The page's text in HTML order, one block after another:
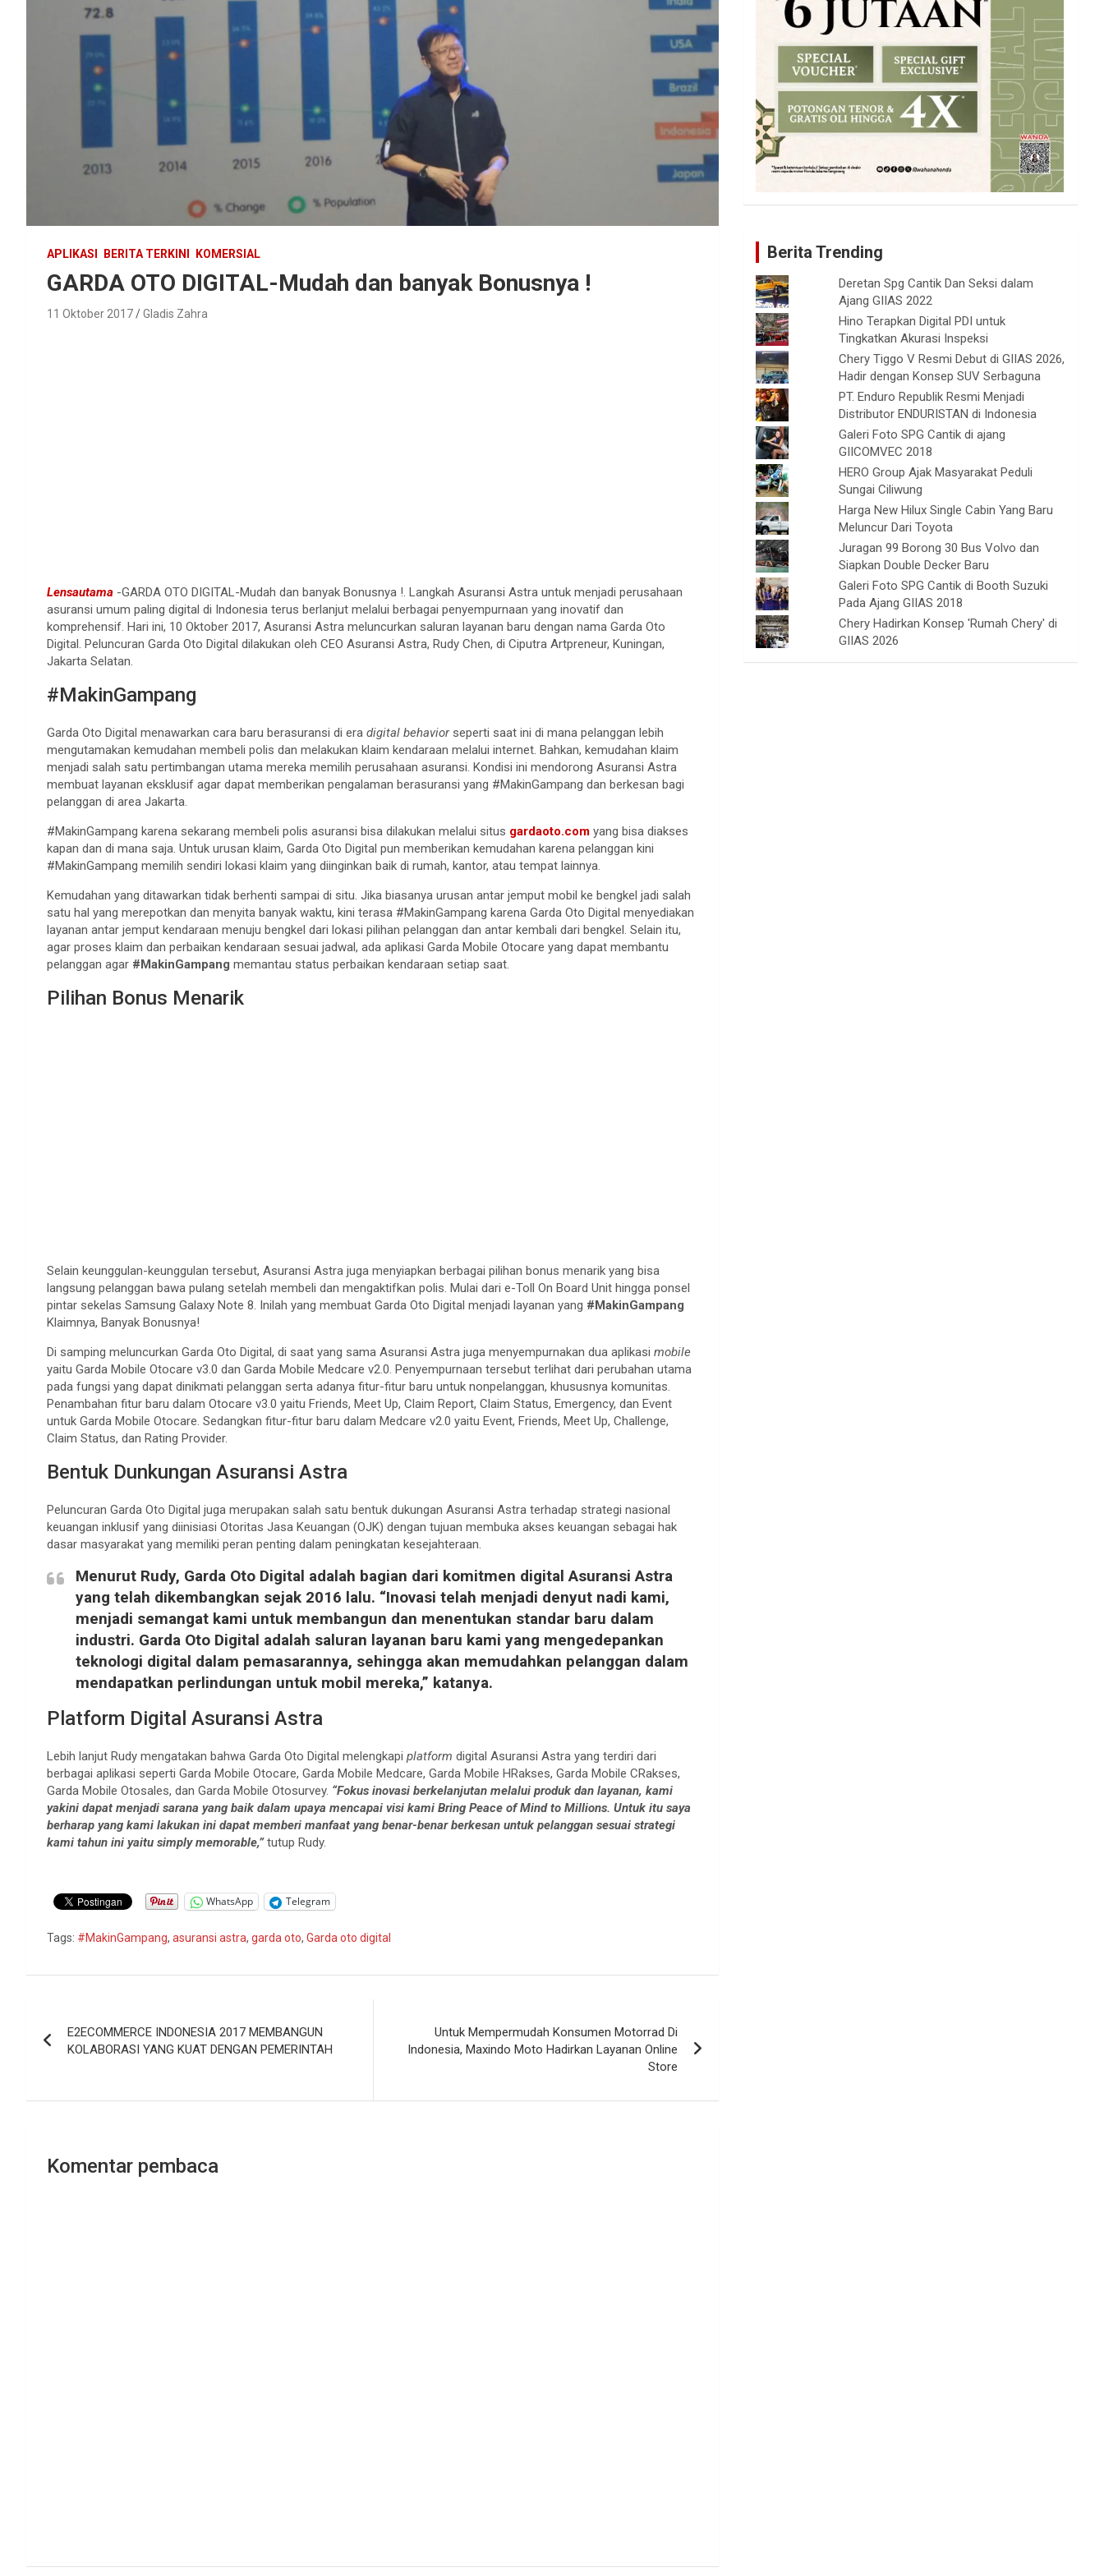
APLIKASI BERITA TERKINI KOMERSIAL
GARDA OTO DIGITAL-Mudah dan banyak Bonusnya !
11 Oktober 2017 Gladis Zahra
Lensautama -GARDA OTO DIGITAL-Mudah dan banyak Bonusnya !. Langkah Asuransi Astra untuk menjadi perusahaan
asuransi umum paling digital di Indonesia terus berlanjut melalui berbagai penyempurnaan yang inovatif dan
komprehensif. Hari ini, 10 Oktober 2017, Asuransi Astra meluncurkan saluran layanan baru dengan nama Garda Oto
Digital. Peluncuran Garda Oto Digital dilakukan oleh CEO Asuransi Astra, Rudy Chen, di Ciputra Artpreneur, Kuningan,
Jakarta Selatan.
#MakinGampang
Garda Oto Digital menawarkan cara baru berasuransi di era digital behaviorseperti saat ini di mana pelanggan lebih
mengutamakan kemudahan membeli polis dan melakukan klaim kendaraan melalui internet. Bahkan, kemudahan klaim
menjadi salah satu pertimbangan utama mereka memilih perusahaan asuransi. Kondisi ini mendorong Asuransi Astra
membuat layanan eksklusif agar dapat memberikan pengalaman berasuransi yang #MakinGampang dan berkesan bagi
pelanggan di area Jakarta.
#MakinGampang karena sekarang membeli polis asuransi bisa dilakukan melalui situs gardaoto.com yang bisa diakses
kapan dan di mana saja. Untuk urusan klaim, Garda Oto Digital pun memberikan kemudahan karena pelanggan kini
#MakinGampang memilih sendiri lokasi klaim yang diinginkan baik di rumah, kantor, atau tempat lainnya.
Kemudahan yang ditawarkan tidak berhenti sampai di situ. Jika biasanya urusan antar jemput mobil ke bengkel jadi salah
satu hal yang merepotkan dan menyita banyak waktu, kini terasa #MakinGampang karena Garda Oto Digital menyediakan
layanan antar jemput kendaraan menuju bengkel dari lokasi pilihan pelanggan dan antar kembali dari bengkel. Selain itu,
agar proses klaim dan perbaikan kendaraan sesuai jadwal, ada aplikasi Garda Mobile Otocare yang dapat membantu
pelanggan agar #MakinGampang memantau status perbaikan kendaraan setiap saat.
Pilihan Bonus Menarik
Selain keunggulan-keunggulan tersebut, Asuransi Astra juga menyiapkan berbagai pilihan bonus menarik yang bisa
langsung pelanggan bawa pulang setelah membeli dan mengaktifkan polis. Mulai dari e-Toll On Board Unit hingga ponsel
pintar sekelas Samsung Galaxy Note 8. Inilah yang membuat Garda Oto Digital menjadi layanan yang #MakinGampang
Klaimnya, Banyak Bonusnya!
Di samping meluncurkan Garda Oto Digital, di saat yang sama Asuransi Astra juga menyempurnakan dua aplikasi mobile
yaitu Garda Mobile Otocare v3.0 dan Garda Mobile Medcare v2.0. Penyempurnaan tersebut terlihat dari perubahan utama
pada fungsi yang dapat dinikmati pelanggan serta adanya fitur-fitur baru untuk nonpelanggan, khususnya komunitas.
Penambahan fitur baru dalam Otocare v3.0 yaitu Friends, Meet Up, Claim Report, Claim Status, Emergency, dan Event
untuk Garda Mobile Otocare. Sedangkan fitur-fitur baru dalam Medcare v2.0 yaitu Event, Friends, Meet Up, Challenge,
Claim Status, dan Rating Provider.
Bentuk Dunkungan Asuransi Astra
Peluncuran Garda Oto Digital juga merupakan salah satu bentuk dukungan Asuransi Astra terhadap strategi nasional
keuangan inklusif yang diinisiasi Otoritas Jasa Keuangan (OJK) dengan tujuan membuka akses keuangan sebagai hak
dasar masyarakat yang memiliki peran penting dalam peningkatan kesejahteraan.
Menurut Rudy, Garda Oto Digital adalah bagian dari komitmen digital Asuransi Astra
yang telah dikembangkan sejak 2016 lalu. “Inovasi telah menjadi denyut nadi kami,
menjadi semangat kami untuk membangun dan menentukan standar baru dalam
industri. Garda Oto Digital adalah saluran layanan baru kami yang mengedepankan
teknologi digital dalam pemasarannya, sehingga akan memudahkan pelanggan dalam
mendapatkan perlindungan untuk mobil mereka,” katanya.
Platform Digital Asuransi Astra
Lebih lanjut Rudy mengatakan bahwa Garda Oto Digital melengkapi platform digital Asuransi Astra yang terdiri dari
berbagai aplikasi seperti Garda Mobile Otocare, Garda Mobile Medcare, Garda Mobile HRakses, Garda Mobile CRakses,
Garda Mobile Otosales, dan Garda Mobile Otosurvey. “Fokus inovasi berkelanjutan melalui produk dan layanan, kami
yakini dapat menjadi sarana yang baik dalam upaya mencapai visi kami Bring Peace of Mind to Millions. Untuk itu saya
berharap yang kami lakukan ini dapat memberi manfaat yang benar-benar berkesan untuk pelanggan sesuai strategi
kami tahun ini yaitu simply memorable,”tutup Rudy.
WhatsApp Telegram
Tags: #MakinGampang, asuransi astra, garda oto, Garda oto digital
pos
E2ECOMMERCE INDONESIA 2017 MEMBANGUN
KOLABORASI YANG KUAT DENGAN PEMERINTAH
Untuk Mempermudah Konsumen Motorrad Di
Indonesia, Maxindo Moto Hadirkan Layanan Online
Store
Komentar pembaca
Berita Trending
Deretan Spg Cantik Dan Seksi dalam
Ajang GIIAS 2022
Hino Terapkan Digital PDI untuk
Tingkatkan Akurasi Inspeksi
Chery Tiggo V Resmi Debut di GIIAS 2026,
Hadir dengan Konsep SUV Serbaguna
PT. Enduro Republik Resmi Menjadi
Distributor ENDURISTAN di Indonesia
Galeri Foto SPG Cantik di ajang
GIICOMVEC 2018
HERO Group Ajak Masyarakat Peduli
Sungai Ciliwung
Harga New Hilux Single Cabin Yang Baru
Meluncur Dari Toyota
Juragan 99 Borong 30 Bus Volvo dan
Siapkan Double Decker Baru
Galeri Foto SPG Cantik di Booth Suzuki
Pada Ajang GIIAS 2018
Chery Hadirkan Konsep 'Rumah Chery' di
GIIAS 2026